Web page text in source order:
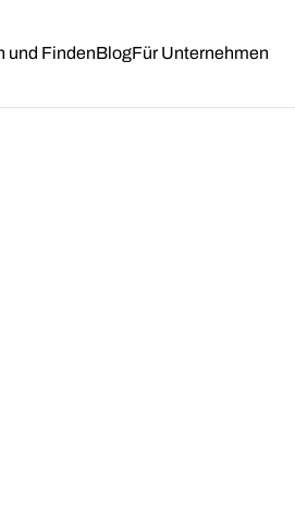
und FindenBlogFür Unternehmen